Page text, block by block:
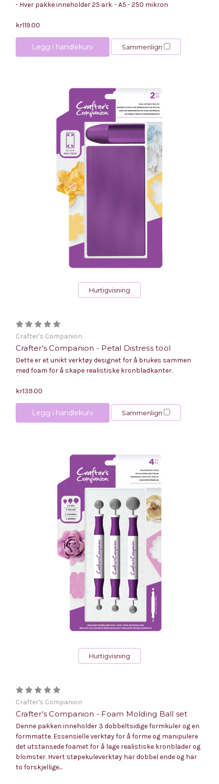
- Hver pakke inneholder 25 ark. - A5 - 250 mikron
kr119.00
Legg i handlekurv Sammenlign
Hurtigvisning
Crafter's Companion
Crafter's Companion - Petal Distress tool
Dette er et unikt verktøy designet for å brukes sammen
med foam for å skape realistiske kronbladkanter.
kr139.00
Legg i handlekurv Sammenlign
Hurtigvisning
Crafter's Companion
Crafter's Companion - Foam Molding Ball set
Denne pakken inneholder 3 dobbeltsidige formkuler og en
formmatte. Essensielle verktøy for å forme og manipulere
det utstansede foamet for å lage realistiske kronblader og
blomster. Hvert støpekuleverktøy har dobbel ende og har
to forskjellige...